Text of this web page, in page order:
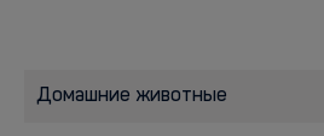
Домашние животные